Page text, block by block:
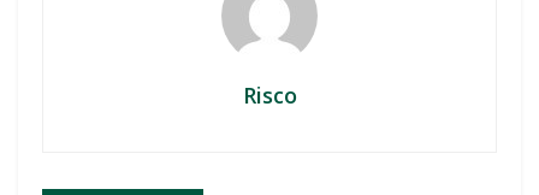
Risco